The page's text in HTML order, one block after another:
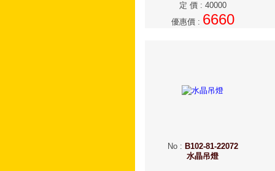
定 價: 40000
優惠價: 6660
No: B102-81-22072
水晶吊燈